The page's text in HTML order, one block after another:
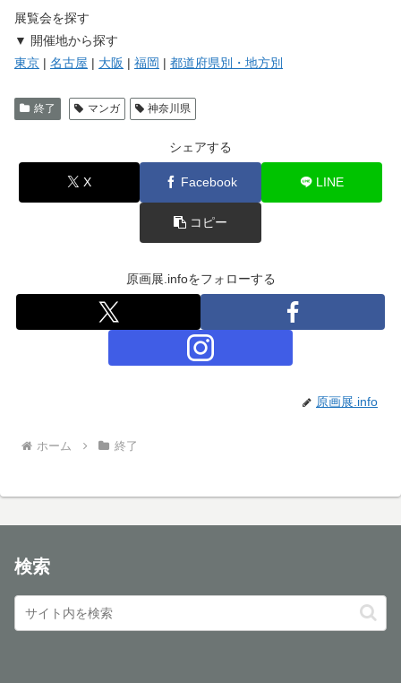
展覧会を探す
▼ 開催地から探す
東京 | 名古屋 | 大阪 | 福岡 | 都道府県別・地方別
終了 マンガ 神奈川県
シェアする
X Facebook LINE
コピー
原画展.infoをフォローする
原画展.info
ホーム 終了
検索